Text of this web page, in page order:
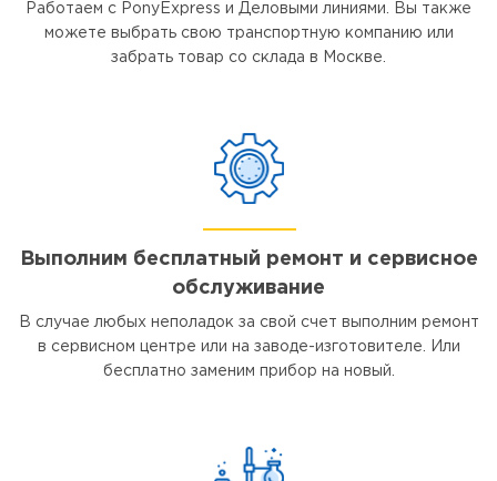
Работаем с PonyExpress и Деловыми линиями. Вы также
можете выбрать свою транспортную компанию или
забрать товар со склада в Москве.
Выполним бесплатный ремонт и сервисное
обслуживание
В случае любых неполадок за свой счет выполним ремонт
в сервисном центре или на заводе-изготовителе. Или
бесплатно заменим прибор на новый.